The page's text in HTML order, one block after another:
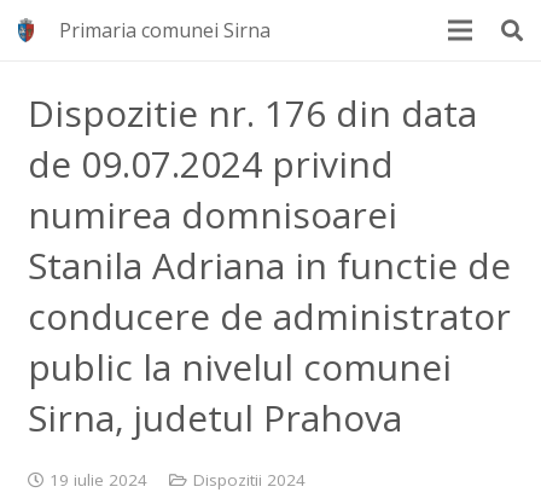
Primaria comunei Sirna
Dispozitie nr. 176 din data
de 09.07.2024 privind
numirea domnisoarei
Stanila Adriana in functie de
conducere de administrator
public la nivelul comunei
Sirna, judetul Prahova
19 iulie 2024 Dispozitii 2024